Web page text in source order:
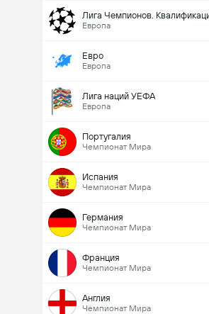
Лига Чемпионов.
Европа
Евро
Европа
Лига наций УЕФА
Европа
Португалия
Чемпионат Мира
Испания
Чемпионат Мира
Германия
Чемпионат Мира
Франция
Чемпионат Мира
Англия
Чемпионат Мира
Всего голов в матче